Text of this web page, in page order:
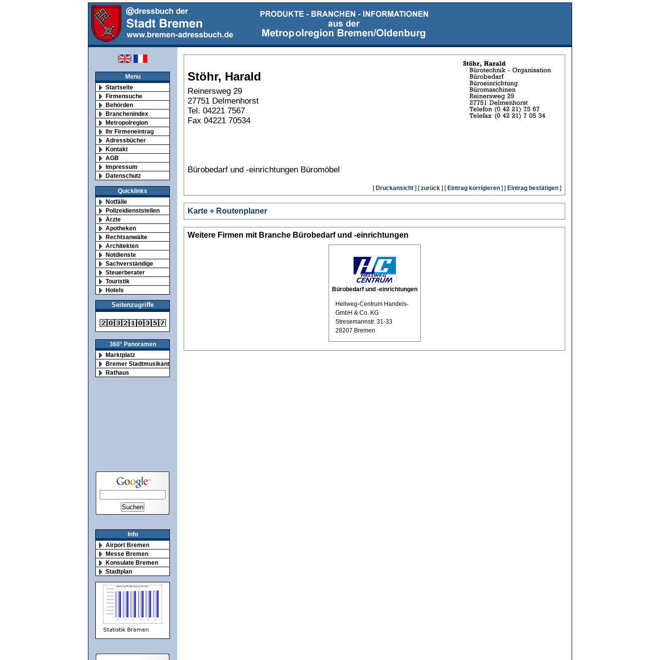
Menu
Startseite
Firmensuche
Behörden
Branchenindex
Metropolregion
Ihr Firmeneintrag
Adressbücher
Kontakt
AGB
Impressum
Datenschutz
Quicklinks
Notfälle
Polizeidienststellen
Ärzte
Apotheken
Rechtsanwälte
Architekten
Notdienste
Sachverständige
Steuerberater
Touristik
Hotels
Seitenzugriffe
360° Panoramen
Marktplatz
Bremer Stadtmusikanten
Rathaus
Info
Airport Bremen
Messe Bremen
Konsulate Bremen
Stadtplan
Stöhr, Harald
Reinersweg 29
27751 Delmenhorst
Tel. 04221 7567
Fax 04221 70534
Bürobedarf und -einrichtungen Büromöbel
[Druckansicht ] [zurück ] [Eintrag korrigieren ] [Eintrag bestätigen ]
Karte + Routenplaner
Weitere Firmen mit Branche Bürobedarf und -einrichtungen
Bürobedarf und -einrichtungen
Hellweg-Centrum Handels-
GmbH & Co. KG
Stresemannstr. 31-33
28207 Bremen